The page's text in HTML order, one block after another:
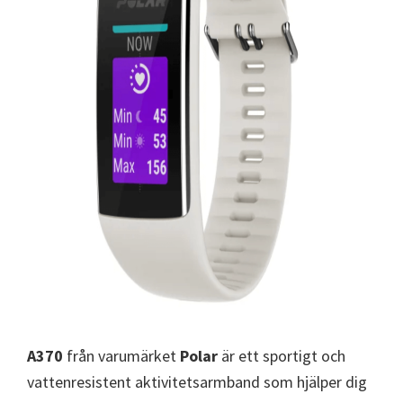
A370 från varumärket Polar är ett sportigt och
vattenresistent aktivitetsarmband som hjälper dig